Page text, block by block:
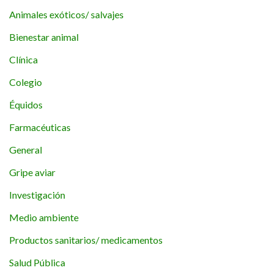
Animales exóticos/ salvajes
Bienestar animal
Clínica
Colegio
Équidos
Farmacéuticas
General
Gripe aviar
Investigación
Medio ambiente
Productos sanitarios/ medicamentos
Salud Pública